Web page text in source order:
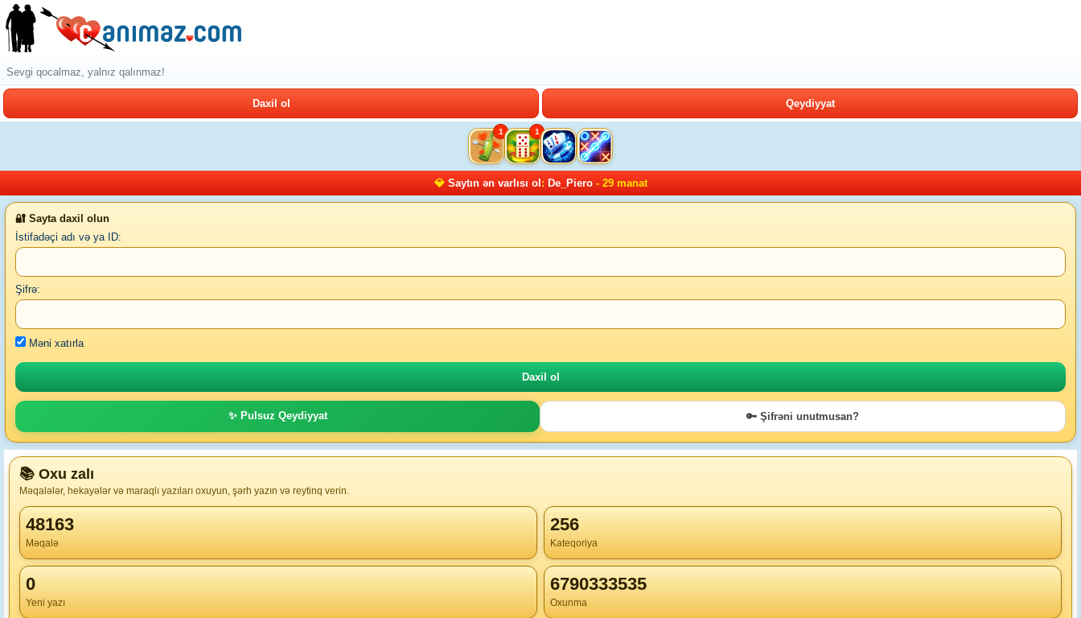
Sevgi qocalmaz, yalnız qalınmaz!
Daxil ol Qeydiyyat
1 1
💎 Saytın ən varlısı ol : De_Piero- 29 manat
🔐 Sayta daxil olun
İstifadəçi adı və ya ID:
Şifrə:
Məni xatırla
✨ Pulsuz Qeydiyyat 🔑 Şifrəni unutmusan?
📚 Oxu zalı
Məqalələr, hekayələr və maraqlı yazıları oxuyun, şərh yazın və reytinq verin.
48163
Məqalə
256
Kateqoriya
0
Yeni yazı
6790333535
Oxunma